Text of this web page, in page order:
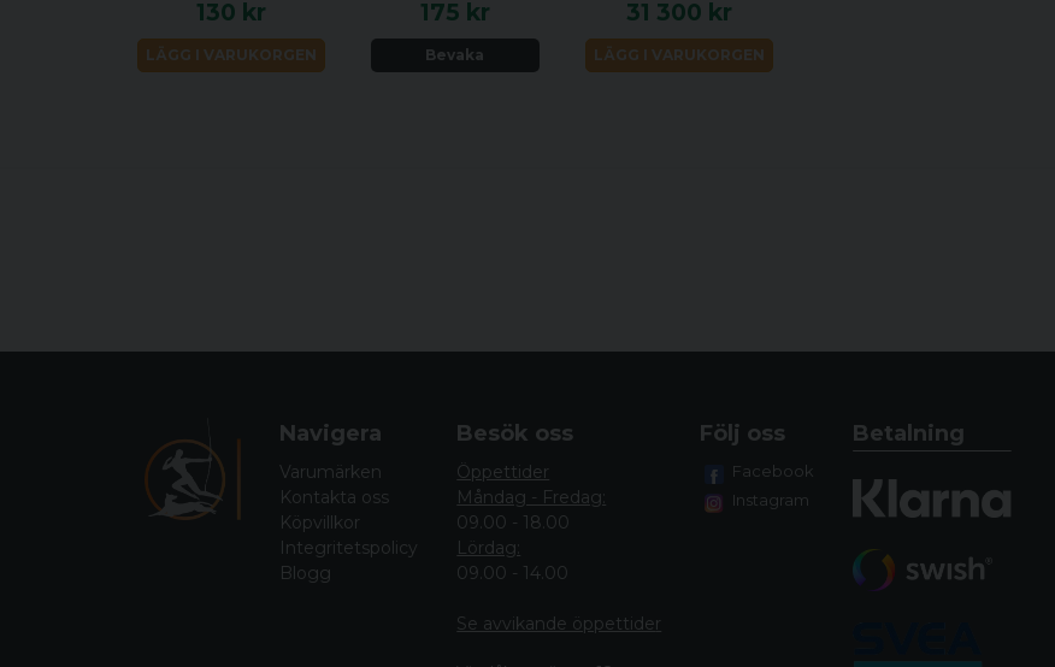
130 kr
LÄGG I VARUKORGEN
175 kr
Bevaka
31 300 kr
LÄGG I VARUKORGEN
Navigera
Varumärken
Kontakta oss
Köpvillkor
Integritetspolicy
Blogg
Besök oss
Öppettider
Måndag - Fredag:
09.00 - 18.00
Lördag:
09.00 - 14.00
Se avvikande öppettider
Följ oss
Facebook
Instagram
Betalning